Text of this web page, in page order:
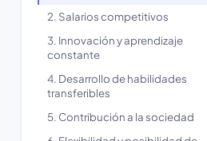
2. Salarios competitivos
3. Innovación y aprendizaje
constante
4. Desarrollo de habilidades
transferibles
5. Contribución a la sociedad